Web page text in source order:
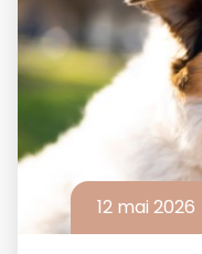
12 mai 2026